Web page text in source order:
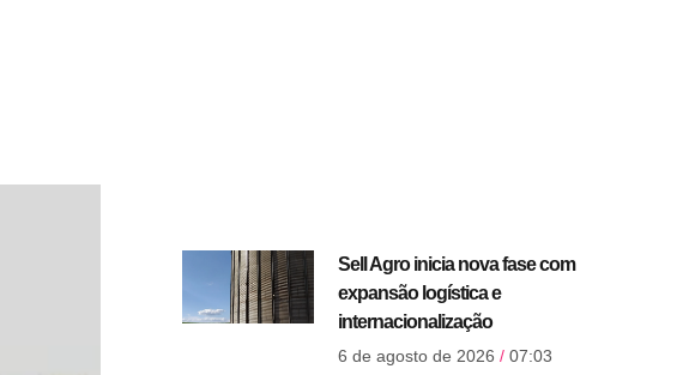
Sell Agro inicia nova fase com
expansão logística e
internacionalização
6 de agosto de 2026 07:03